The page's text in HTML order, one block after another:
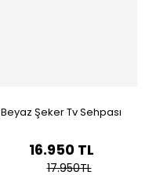
Beyaz Şeker Tv Sehpası
16.950 TL
17.950TL